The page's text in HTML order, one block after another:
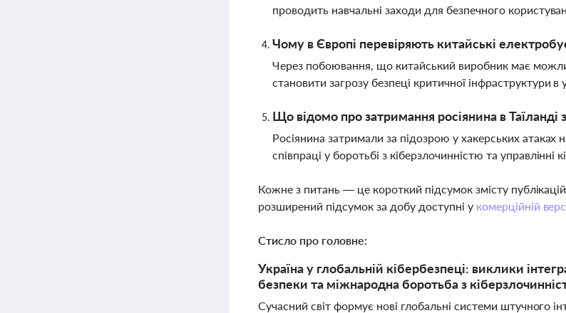
проводить навчальні заходи для безпечного
Чому в Європі перевіряють китайські
Через побоювання, що китайський виробник має
становити загрозу безпеці критичної інфраструктури
Що відомо про затримання росіянина в Таїланді
Росіянина затримали за підозрою у хакерських
співпраці у боротьбі з кіберзлочинністю та управлінні
Кожне з питань — це короткий підсумок змісту
розширений підсумок за добу доступні у комерційній
Стисло про головне:
Україна у глобальній кібербезпеці: виклики
безпеки та міжнародна боротьба з
Сучасний світ формує нові глобальні системи штучного